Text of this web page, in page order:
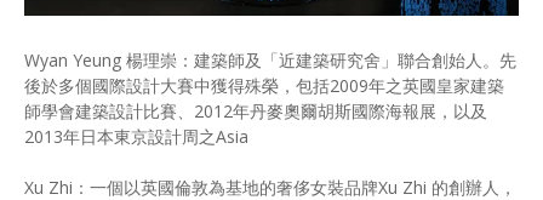
Wyan Yeung 楊理崇：建築師及「近建築研究舍」聯合創始人。先
後於多個國際設計大賽中獲得殊榮，包括2009年之英國皇家建築
師學會建築設計比賽、2012年丹麥奧爾胡斯國際海報展，以及
2013年日本東京設計周之Asia
Xu Zhi：⼀個以英國倫敦為基地的奢侈女裝品牌Xu Zhi 的創辦⼈，